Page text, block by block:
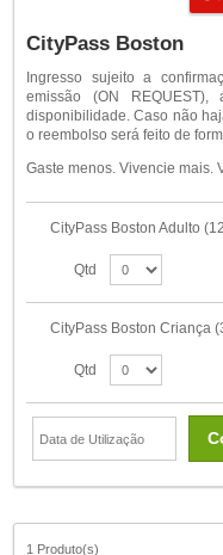
CityPass Boston
Ingresso sujeito a
emissão (ON
disponibilidade. Caso não
o reembolso será feito de
Gaste menos. Vivencie mais.
CityPass Boston Adulto
Qtd
CityPass Boston Criança
Qtd
1 Produto(s)